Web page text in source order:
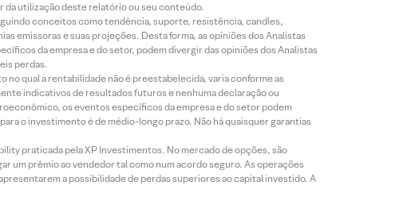
da utilização deste relatório ou seu conteúdo.
conceitos como tendência, suporte, resistência, candles,
emissoras e suas projeções. Desta forma, as opiniões dos Analistas
da empresa e do setor, podem divergir das opiniões dos Analistas
perdas.
no qual a rentabilidade não é preestabelecida, varia conforme as
indicativos de resultados futuros e nenhuma declaração ou
os eventos específicos da empresa e do setor podem
o investimento é de médio-longo prazo. Não há quaisquer garantias
praticada pela XP Investimentos. No mercado de opções, são
um prêmio ao vendedor tal como num acordo seguro. As operações
a possibilidade de perdas superiores ao capital investido. A